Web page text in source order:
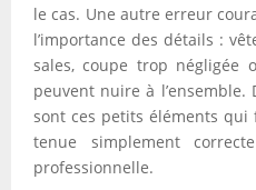
le cas. Une autre erreur
l’importance des détails :
sales, coupe trop négligée
peuvent nuire à l’ensemble.
sont ces petits éléments
tenue simplement
professionnelle.